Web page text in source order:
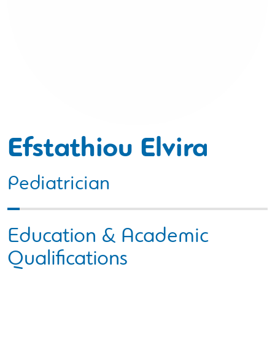
Efstathiou Elvira
Pediatrician
Education & Academic
Qualifications